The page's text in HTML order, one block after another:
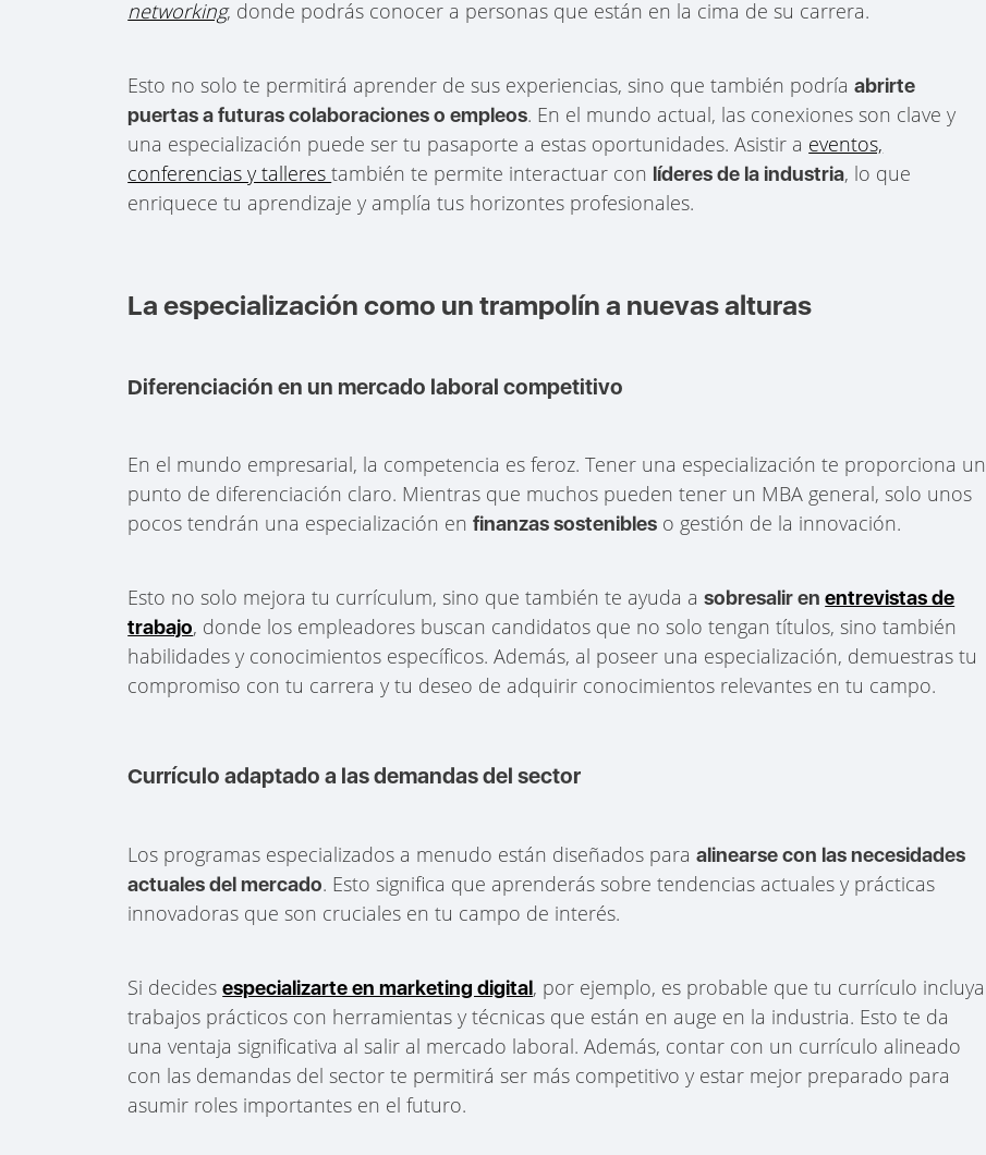
networking, donde podrás conocer a personas que están en la cima de su carrera.
Esto no solo te permitirá aprender de sus experiencias, sino que también podríaabrirte
puertas a futuras colaboraciones o empleos. En el mundo actual, las conexiones son clave y
una especialización puede ser tu pasaporte a estas oportunidades. Asistir a eventos,
conferencias y tallerestambién te permite interactuar con líderes de la industria, lo que
enriquece tu aprendizaje y amplía tus horizontes profesionales.
La especialización como un trampolín a nuevas alturas
Diferenciación en un mercado laboral competitivo
En el mundo empresarial, la competencia es feroz. Tener una especialización te proporciona un
punto de diferenciación claro. Mientras que muchos pueden tener un MBA general, solo unos
pocos tendrán una especialización enfinanzas sostenibles o gestión de la innovación.
Esto no solo mejora tu currículum, sino que también te ayuda asobresalir enentrevistas de
trabajo, donde los empleadores buscan candidatos que no solo tengan títulos, sino también
habilidades y conocimientos específicos. Además, al poseer una especialización, demuestras tu
compromiso con tu carrera y tu deseo de adquirir conocimientos relevantes en tu campo.
Currículo adaptado a las demandas del sector
Los programas especializados a menudo están diseñados paraalinearse con las necesidades
actuales del mercado. Esto significa que aprenderás sobre tendencias actuales y prácticas
innovadoras que son cruciales en tu campo de interés.
Si decidesespecializarte en marketing digital, por ejemplo, es probable que tu currículo incluya
trabajos prácticos con herramientas y técnicas que están en auge en la industria. Esto te da
una ventaja significativa al salir al mercado laboral. Además, contar con un currículo alineado
con las demandas del sector te permitirá ser más competitivo y estar mejor preparado para
asumir roles importantes en el futuro.